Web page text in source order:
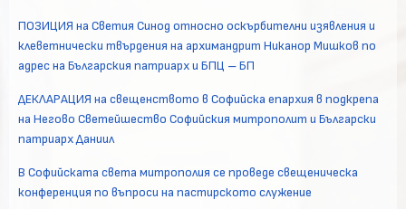
ПОЗИЦИЯ на Светия Синод относно оскърбителни изявления и
клеветнически твърдения на архимандрит Никанор Мишков по
адрес на Българския патриарх и БПЦ – БП
ДЕКЛАРАЦИЯ на свещенството в Софийска епархия в подкрепа
на Негово Светейшество Софийския митрополит и Български
патриарх Даниил
В Софийската света митрополия се проведе свещеническа
конференция по въпроси на пастирското служение